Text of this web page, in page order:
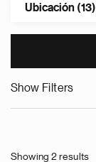
Ubicación (13)
Show Filters
Showing 2 results